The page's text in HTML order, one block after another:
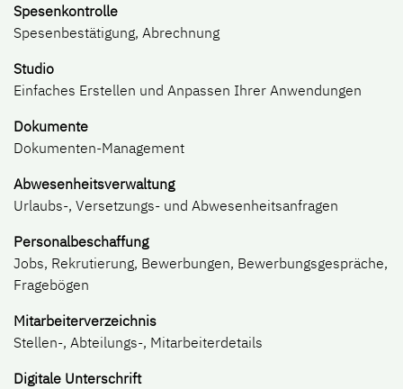
Spesenkontrolle
Spesenbestätigung, Abrechnung
Studio
Einfaches Erstellen und Anpassen Ihrer Anwendungen
Dokumente
Dokumenten-Management
Abwesenheitsverwaltung
Urlaubs-, Versetzungs- und Abwesenheitsanfragen
Personalbeschaffung
Jobs, Rekrutierung, Bewerbungen, Bewerbungsgespräche,
Fragebögen
Mitarbeiterverzeichnis
Stellen-, Abteilungs-, Mitarbeiterdetails
Digitale Unterschrift